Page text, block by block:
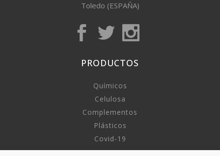
Toledo (ESPAÑA)
PRODUCTOS
Químicos
Celulosa
Complementos
Plásticos
Covid-19